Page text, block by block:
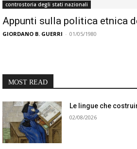
controstoria degli stati nazionali
Appunti sulla politica etnica
GIORDANO B. GUERRI - 01/05/1980
MOST READ
Le lingue che
02/08/2026